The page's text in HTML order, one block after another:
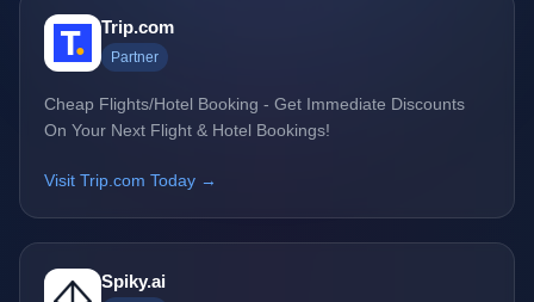
Trip.com
Partner
Cheap Flights/Hotel Booking - Get Immediate Discounts
On Your Next Flight & Hotel Bookings!
Visit Trip.com Today →
Spiky.ai